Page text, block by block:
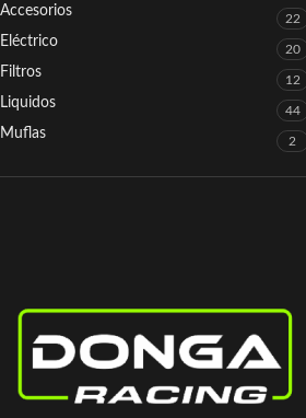
Accesorios 22
Eléctrico 20
Filtros 12
Liquidos 44
Muflas 2